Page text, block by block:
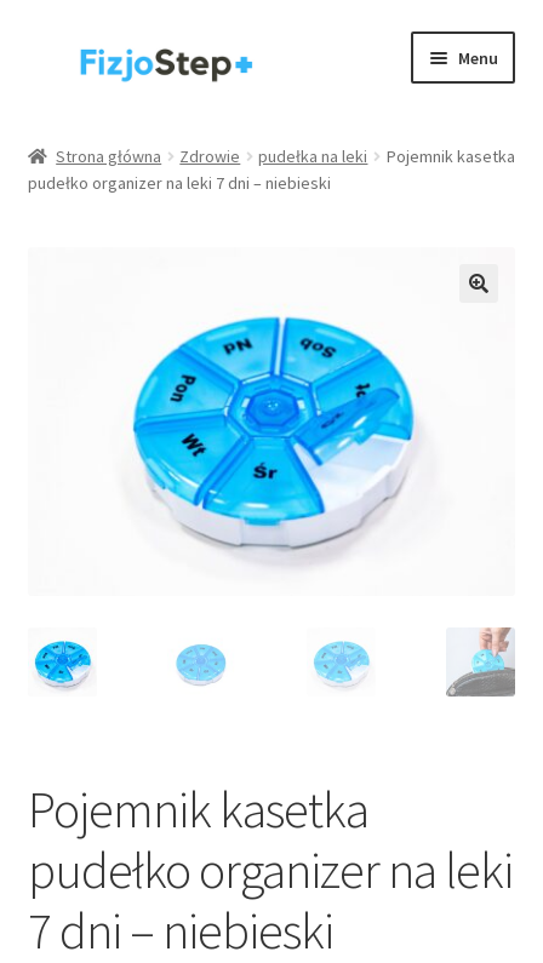
Przejdź
Przejdź
Menu
Wyposażenie gabinetów
Strona główna Zdrowie pudełka na leki
Pojemnik kasetka
pudełko organizer na leki 7 dni – niebieski
Pojemnik kasetka
pudełko organizer na leki
7 dni – niebieski